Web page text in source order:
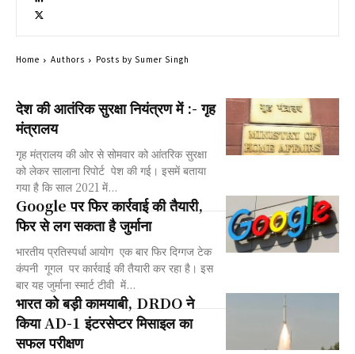
देश की आतंरिक सुरक्षा नियंत्रण में :- गृह
मंत्रालय
गृह मंत्रालय की ओर से सोमवार को आंतरिक सुरक्षा
को लेकर सालाना रिपोर्ट पेश की गई। इसमें बताया
गया है कि साल 2021 में...
Google पर फिर कार्रवाई की तैयारी,
फिर से लग सकता है जुर्माना
भारतीय प्रतिस्पर्धा आयोग एक बार फिर दिग्गज टेक
कंपनी गूगल पर कार्रवाई की तैयारी कर रहा है। इस
बार यह जुर्माना स्मार्ट टीवी में...
भारत को बड़ी कामयाबी, DRDO ने
किया AD-1 इंटरसेप्टर मिसाइल का
सफल परीक्षण
Home Authors Posts by Sumer Singh